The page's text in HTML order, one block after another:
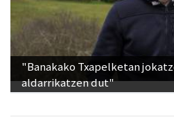
"Banakako Txapelketan
aldarrikatzen dut"